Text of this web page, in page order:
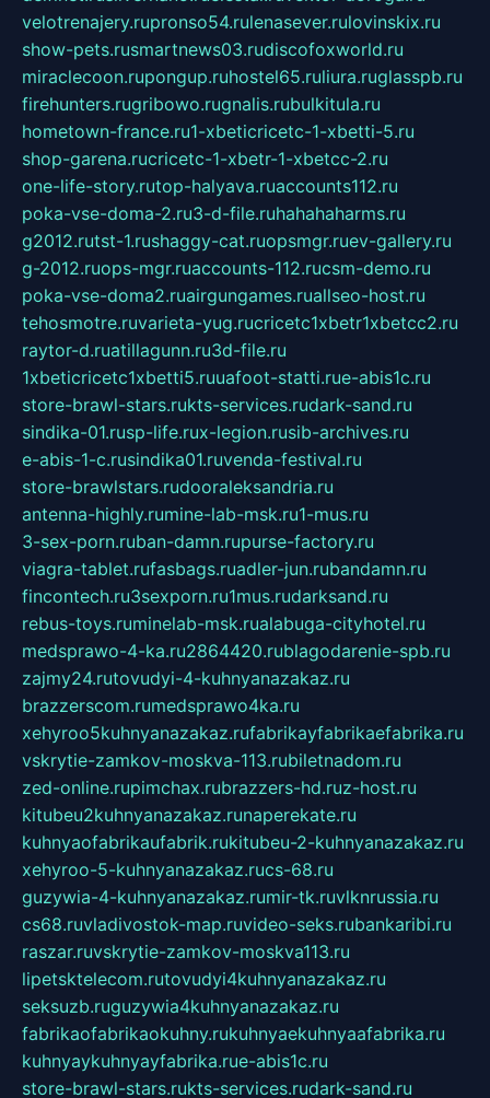
velotrenajery.rupronso54.rulenasever.rulovinskix.ru
show-pets.rusmartnews03.rudiscofoxworld.ru
miraclecoon.rupongup.ruhostel65.ruliura.ruglasspb.ru
firehunters.rugribowo.rugnalis.rubulkitula.ru
hometown-france.ru1-xbeticricetc-1-xbetti-5.ru
shop-garena.rucricetc-1-xbetr-1-xbetcc-2.ru
one-life-story.rutop-halyava.ruaccounts112.ru
poka-vse-doma-2.ru3-d-file.ruhahahaharms.ru
g2012.rutst-1.rushaggy-cat.ruopsmgr.ruev-gallery.ru
g-2012.ruops-mgr.ruaccounts-112.rucsm-demo.ru
poka-vse-doma2.ruairgungames.ruallseo-host.ru
tehosmotre.ruvarieta-yug.rucricetc1xbetr1xbetcc2.ru
raytor-d.ruatillagunn.ru3d-file.ru
1xbeticricetc1xbetti5.ruuafoot-statti.rue-abis1c.ru
store-brawl-stars.rukts-services.rudark-sand.ru
sindika-01.rusp-life.rux-legion.rusib-archives.ru
e-abis-1-c.rusindika01.ruvenda-festival.ru
store-brawlstars.rudooraleksandria.ru
antenna-highly.rumine-lab-msk.ru1-mus.ru
3-sex-porn.ruban-damn.rupurse-factory.ru
viagra-tablet.rufasbags.ruadler-jun.rubandamn.ru
fincontech.ru3sexporn.ru1mus.rudarksand.ru
rebus-toys.ruminelab-msk.rualabuga-cityhotel.ru
medsprawo-4-ka.ru2864420.rublagodarenie-spb.ru
zajmy24.rutovudyi-4-kuhnyanazakaz.ru
brazzerscom.rumedsprawo4ka.ru
xehyroo5kuhnyanazakaz.rufabrikayfabrikaefabrika.ru
vskrytie-zamkov-moskva-113.rubiletnadom.ru
zed-online.rupimchax.rubrazzers-hd.ruz-host.ru
kitubeu2kuhnyanazakaz.runaperekate.ru
kuhnyaofabrikaufabrik.rukitubeu-2-kuhnyanazakaz.ru
xehyroo-5-kuhnyanazakaz.rucs-68.ru
guzywia-4-kuhnyanazakaz.rumir-tk.ruvlknrussia.ru
cs68.ruvladivostok-map.ruvideo-seks.rubankaribi.ru
raszar.ruvskrytie-zamkov-moskva113.ru
lipetsktelecom.rutovudyi4kuhnyanazakaz.ru
seksuzb.ruguzywia4kuhnyanazakaz.ru
fabrikaofabrikaokuhny.rukuhnyaekuhnyaafabrika.ru
kuhnyaykuhnyayfabrika.rue-abis1c.ru
store-brawl-stars.rukts-services.rudark-sand.ru